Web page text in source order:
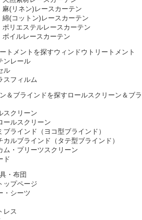
麻(リネン)レースカーテン
綿(コットン)レースカーテン
ポリエステルレースカーテン
ボイルレースカーテン
ウィンドウトリートメント
ンレール
ル
スフィルム
ロールスクリーン＆ブラ
スクリーン
ールスクリーン
ブラインド（ヨコ型ブラインド）
カルブラインド（タテ型ブラインド）
ム・プリーツスクリーン
ド
・布団
ップページ
・シーツ
レス